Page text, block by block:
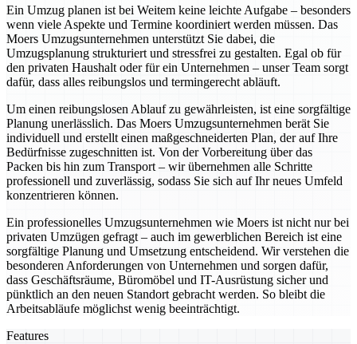
Ein Umzug planen ist bei Weitem keine leichte Aufgabe – besonders
wenn viele Aspekte und Termine koordiniert werden müssen. Das
Moers Umzugsunternehmen unterstützt Sie dabei, die
Umzugsplanung strukturiert und stressfrei zu gestalten. Egal ob für
den privaten Haushalt oder für ein Unternehmen – unser Team sorgt
dafür, dass alles reibungslos und termingerecht abläuft.
Um einen reibungslosen Ablauf zu gewährleisten, ist eine sorgfältige
Planung unerlässlich. Das Moers Umzugsunternehmen berät Sie
individuell und erstellt einen maßgeschneiderten Plan, der auf Ihre
Bedürfnisse zugeschnitten ist. Von der Vorbereitung über das
Packen bis hin zum Transport – wir übernehmen alle Schritte
professionell und zuverlässig, sodass Sie sich auf Ihr neues Umfeld
konzentrieren können.
Ein professionelles Umzugsunternehmen wie Moers ist nicht nur bei
privaten Umzügen gefragt – auch im gewerblichen Bereich ist eine
sorgfältige Planung und Umsetzung entscheidend. Wir verstehen die
besonderen Anforderungen von Unternehmen und sorgen dafür,
dass Geschäftsräume, Büromöbel und IT-Ausrüstung sicher und
pünktlich an den neuen Standort gebracht werden. So bleibt die
Arbeitsabläufe möglichst wenig beeinträchtigt.
Features